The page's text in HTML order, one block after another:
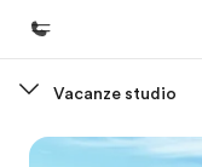
Benvenuto alla EF
Vacanze studio